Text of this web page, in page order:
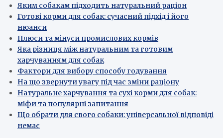
Яким собакам підходить натуральний раціон
Готові корми для собак: сучасний підхід і його
нюанси
Плюси та мінуси промислових кормів
Яка різниця між натуральним та готовим
харчуванням для собак
Фактори для вибору способу годування
На що звернути увагу під час зміни раціону
Натуральне харчування та сухі корми для собак:
міфи та популярні запитання
Що обрати для свого собаки: універсальної відповіді
немає